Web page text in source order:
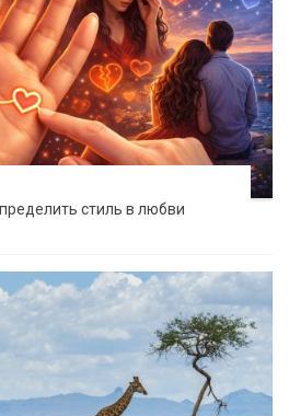
стиль в любви